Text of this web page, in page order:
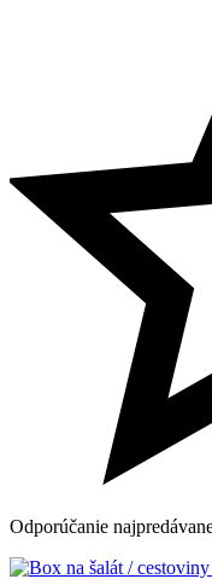
Odporúčanie